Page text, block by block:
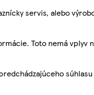
servis, alebo
Toto nemá vplyv
súhlasu